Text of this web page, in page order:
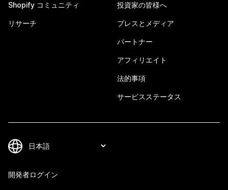
Shopify コミュニティ
リサーチ
投資家の皆様へ
プレスとメディア
パートナー
アフィリエイト
法的事項
サービスステータス
開発者ログイン